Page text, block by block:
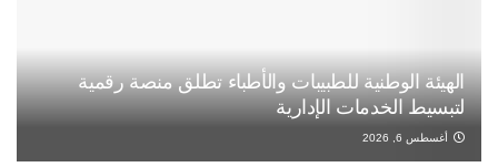
الهيئة الوطنية للطبيبات والأطباء تطلق منصة رقمية
لتبسيط الخدمات الإدارية
أغسطس 6, 2026